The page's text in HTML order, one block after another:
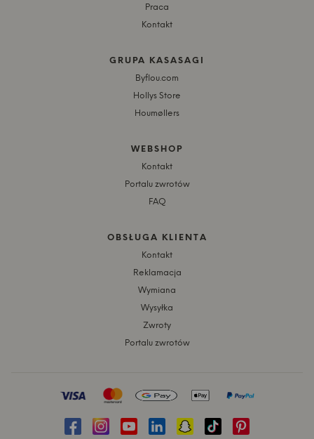
Praca
Kontakt
GRUPA KASASAGI
Byflou.com
Hollys Store
Houmøllers
WEBSHOP
Kontakt
Portalu zwrotów
FAQ
OBSŁUGA KLIENTA
Kontakt
Reklamacja
Wymiana
Wysyłka
Zwroty
Portalu zwrotów